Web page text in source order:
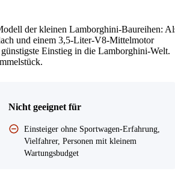
der kleinen Lamborghini-Baureihen:
und einem 3,5-Liter-V8-Mittelmotor
Einstieg in die Lamborghini-Welt.
Nicht geeignet für
Einsteiger ohne Sportwagen-Erfahrung,
Vielfahrer, Personen mit kleinem
Wartungsbudget